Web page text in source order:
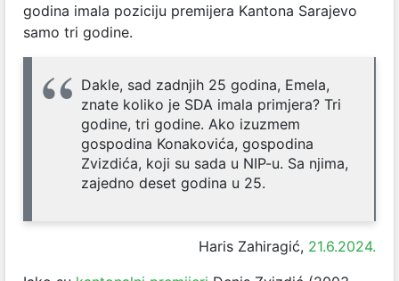
godina imala poziciju premijera Kantona Sarajevo
samo tri godine.
Dakle, sad zadnjih 25 godina, Emela,
znate koliko je SDA imala primjera? Tri
godine, tri godine. Ako izuzmem
gospodina Konakovića, gospodina
Zvizdića, koji su sada u NIP-u. Sa njima,
zajedno deset godina u 25.
Haris Zahiragić, 21.6.2024.